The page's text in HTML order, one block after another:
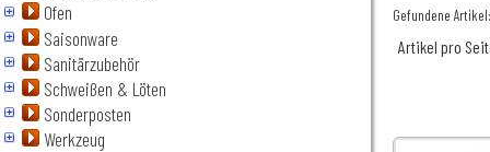
Ofen
Saisonware
Sanitärzubehör
Schweißen & Löten
Sonderposten
Werkzeug
Gefundene
Artikel pro